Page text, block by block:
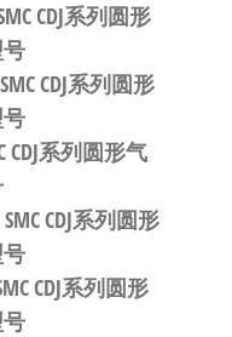
CDJ系列圆形
CDJ系列圆形
CDJ系列圆形气
CDJ系列圆形
CDJ系列圆形